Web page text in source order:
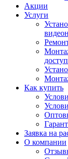
Акции
Услуги
Как купить
Заявка на
О компании